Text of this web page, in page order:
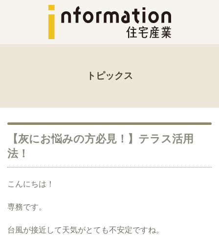
トピックス
【灰にお悩みの方必見！】テラス活用
法！
こんにちは！
専務です。
台風が接近して天気がとても不安定ですね。